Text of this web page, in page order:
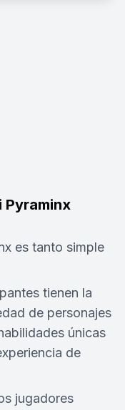
Pyraminx
es tanto simple
tienen la
de personajes
únicas
de
jugadores